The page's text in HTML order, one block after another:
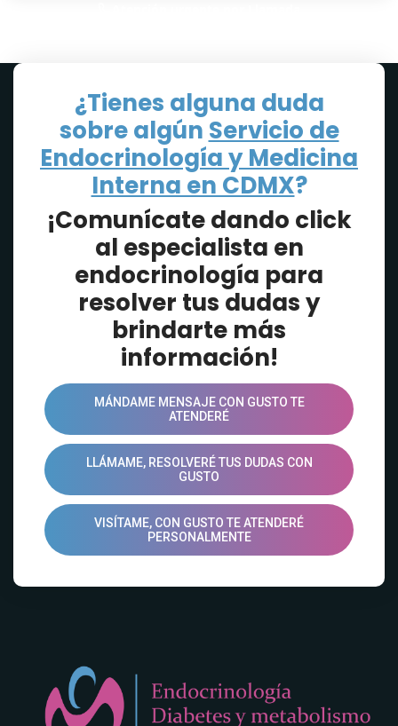
¿Tienes alguna duda
sobre algún Servicio de
Endocrinología y Medicina
Interna en CDMX?
¡Comunícate dando click
al especialista en
endocrinología para
resolver tus dudas y
brindarte más
información!
MÁNDAME MENSAJE CON GUSTO TE
ATENDERÉ
LLÁMAME, RESOLVERÉ TUS DUDAS CON
GUSTO
VISÍTAME, CON GUSTO TE ATENDERÉ
PERSONALMENTE